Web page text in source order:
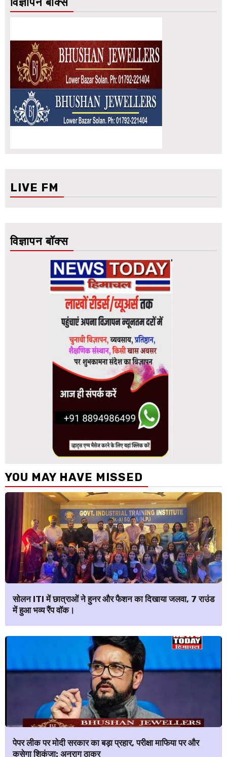
LIVE FM
विज्ञापन बॉक्स
YOU MAY HAVE MISSED
सोलन ITI में छात्राओं ने हुनर और फैशन का दिखाया जलवा, 7 राउंड
में हुआ भव्य रैंप वॉक।
पेपर लीक पर मोदी सरकार का बड़ा प्रहार, परीक्षा माफिया पर और
कसेगा शिकंजा: अनुराग ठाकुर